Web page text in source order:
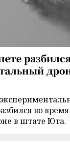
во
в штате Юта.